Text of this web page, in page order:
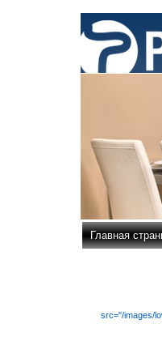
Главная
src="/images/